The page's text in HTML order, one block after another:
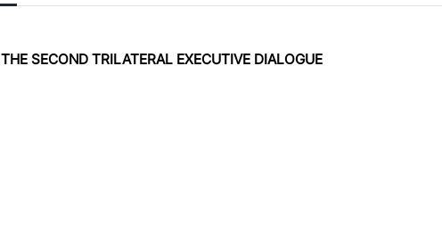
THE SECOND TRILATERAL EXECUTIVE DIALOGUE